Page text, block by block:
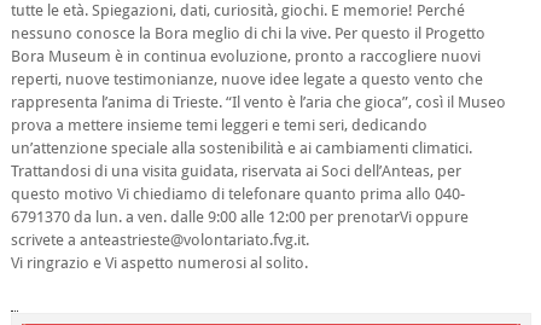
tutte le età. Spiegazioni, dati, curiosità, giochi. E memorie! Perché
nessuno conosce la Bora meglio di chi la vive. Per questo il Progetto
Bora Museum è in continua evoluzione, pronto a raccogliere nuovi
reperti, nuove testimonianze, nuove idee legate a questo vento che
rappresenta l’anima di Trieste. “Il vento è l’aria che gioca”, così il Museo
prova a mettere insieme temi leggeri e temi seri, dedicando
un’attenzione speciale alla sostenibilità e ai cambiamenti climatici.
Trattandosi di una visita guidata, riservata ai Soci dell’Anteas, per
questo motivo Vi chiediamo di telefonare quanto prima allo 040-
6791370 da lun. a ven. dalle 9:00 alle 12:00 per prenotarVi oppure
scrivete a anteastrieste@volontariato.fvg.it.
Vi ringrazio e Vi aspetto numerosi al solito.